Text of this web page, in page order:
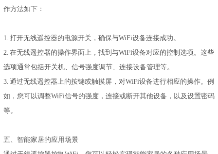
作方法如下：
1. 打开无线遥控器的电源开关，确保与WiFi设备连接成功。
2. 在无线遥控器的操作界面上，找到与WiFi设备对应的控制选项。这些
选项通常包括开关机、信号强度调节、连接设备管理等。
3. 通过无线遥控器上的按键或触摸屏，对WiFi设备进行相应的操作。例
如，您可以调整WiFi信号的强度，连接或断开其他设备，以及设置密码
等。
五、智能家居的应用场景